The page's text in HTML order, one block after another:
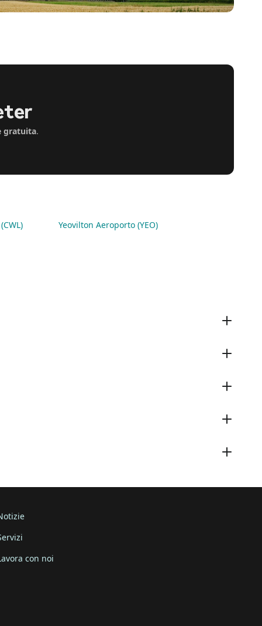
gratuita.
Yeovilton Aeroporto (YEO)
con noi